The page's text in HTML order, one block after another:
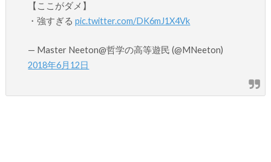
【ここがダメ】
・強すぎるpic.twitter.com/DK6mJ1X4Vk
— Master Neeton@哲学の高等遊民 (@MNeeton)
2018年6月12日